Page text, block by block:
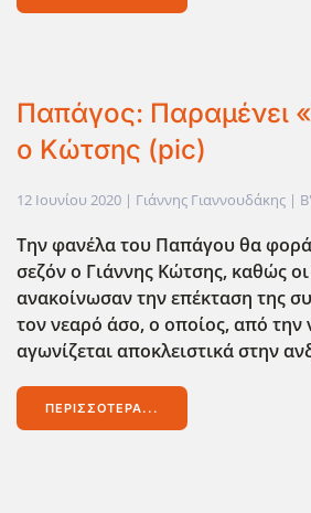
Παπάγος: Παραμένει
ο Κώτσης (pic)
12 Ιουνίου 2020 | Γιάννης Γιαννουδάκης |
Την φανέλα του Παπάγου θα
σεζόν ο Γιάννης Κώτσης, καθώς
ανακοίνωσαν την επέκταση της
τον νεαρό άσο, ο οποίος, από την
αγωνίζεται αποκλειστικά στην
ΠΕΡΙΣΣΌΤΕΡΑ...